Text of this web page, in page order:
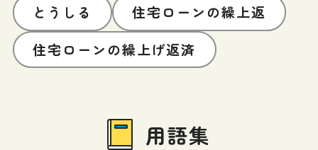
とうしる
住宅ローンの繰上返
住宅ローンの繰上げ返済
用語集